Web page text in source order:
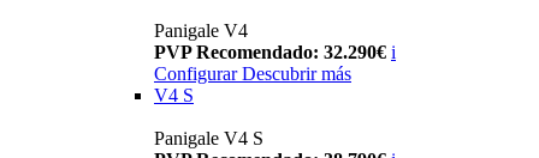
Panigale V4
PVP Recomendado: 32.290€ i
Configurar Descubrir más
V4 S
Panigale V4 S